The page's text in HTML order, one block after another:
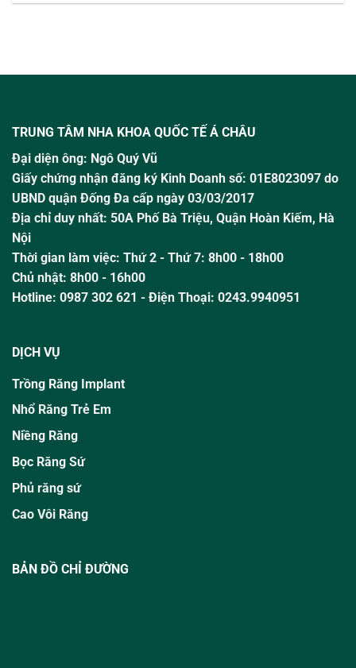
TRUNG TÂM NHA KHOA QUỐC TẾ Á CHÂU
Đại diện ông: Ngô Quý Vũ
Giấy chứng nhận đăng ký Kinh Doanh số: 01E8023097 do
UBND quận Đống Đa cấp ngày 03/03/2017
Địa chỉ duy nhất: 50A Phố Bà Triệu, Quận Hoàn Kiếm, Hà
Nội
Thời gian làm việc: Thứ 2 - Thứ 7: 8h00 - 18h00
Chủ nhật: 8h00 - 16h00
Hotline: 0987 302 621 - Điện Thoại: 0243.9940951
DỊCH VỤ
Trồng Răng Implant
Nhổ Răng Trẻ Em
Niềng Răng
Bọc Răng Sứ
Phủ răng sứ
Cao Vôi Răng
BẢN ĐỒ CHỈ ĐƯỜNG